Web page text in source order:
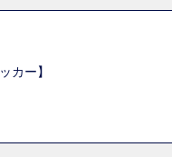
カー】